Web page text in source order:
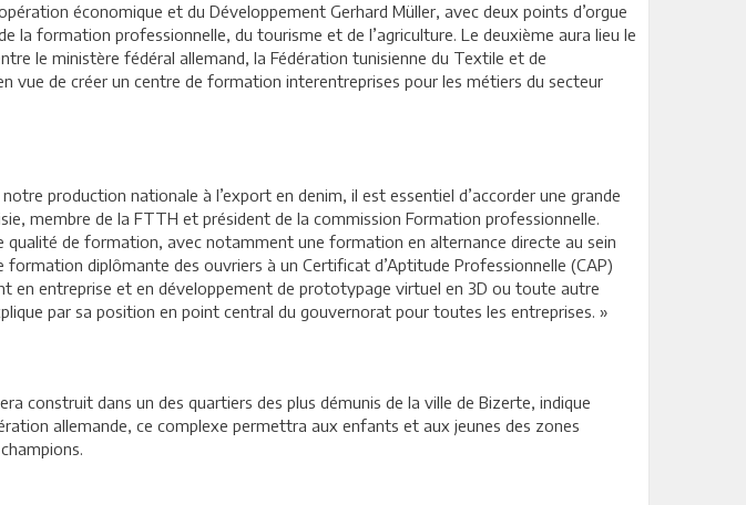
économique et du Développement Gerhard Müller, avec deux points d’orgue
la formation professionnelle, du tourisme et de l’agriculture. Le deuxième aura lieu le
le ministère fédéral allemand, la Fédération tunisienne du Textile et de
vue de créer un centre de formation interentreprises pour les métiers du secteur
production nationale à l’export en denim, il est essentiel d’accorder une grande
membre de la FTTH et président de la commission Formation professionnelle.
qualité de formation, avec notamment une formation en alternance directe au sein
formation diplômante des ouvriers à un Certificat d’Aptitude Professionnelle (CAP)
en entreprise et en développement de prototypage virtuel en 3D ou toute autre
par sa position en point central du gouvernorat pour toutes les entreprises. »
construit dans un des quartiers des plus démunis de la ville de Bizerte, indique
allemande, ce complexe permettra aux enfants et aux jeunes des zones